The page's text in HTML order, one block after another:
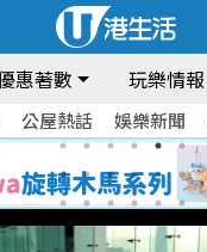
惠著數 玩樂情報
公屋熱話 娛樂新聞